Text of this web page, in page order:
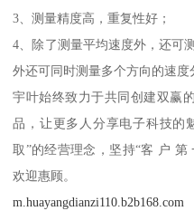
3、测量精度高，重复性好；
4、除了测量平均速度外，还可
外还可同时测量多个方向的速度
宇叶始终致力于共同创建双赢
品，让更多人分享电子科技的
取”的经营理念，坚持“客 户 第
欢迎惠顾。
m.huayangdianzi110.b2b168.com